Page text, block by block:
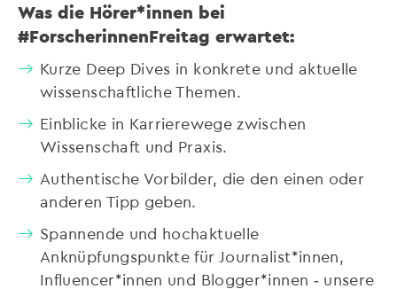
Was die Hörer*innen bei
#ForscherinnenFreitag erwartet:
Kurze Deep Dives in konkrete und aktuelle
wissenschaftliche Themen.
Einblicke in Karrierewege zwischen
Wissenschaft und Praxis.
Authentische Vorbilder, die den einen oder
anderen Tipp geben.
Spannende und hochaktuelle
Anknüpfungspunkte für Journalist*innen,
Influencer*innen und Blogger*innen ­­‑ unsere